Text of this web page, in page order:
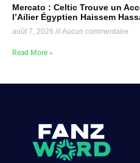
Mercato : Celtic Trouve un
l’Ailier Égyptien Haissem
août 7, 2026 Aucun commentaire
Read More »